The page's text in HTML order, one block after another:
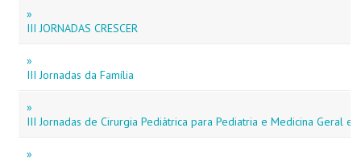
»
III JORNADAS CRESCER
»
III Jornadas da Família
»
III Jornadas de Cirurgia Pediátrica para Pediatria e Medicina Geral e
»